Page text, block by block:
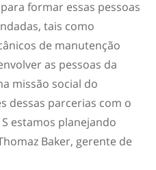
formar essas pessoas
tais como
de manutenção
as pessoas da
missão social do
dessas parcerias com o
estamos planejando
Baker, gerente de